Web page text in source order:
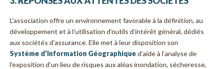
L’association offre un environnement favorable à la définition, au
développement et à l’utilisation d’outils d’intérêt général, dédiés
aux sociétés d’assurance. Elle met à leur disposition son
Système d’Information Géographique d’aide à l’analyse de
l’exposition d’un lieu de risques aux aléas inondation, sécheresse,